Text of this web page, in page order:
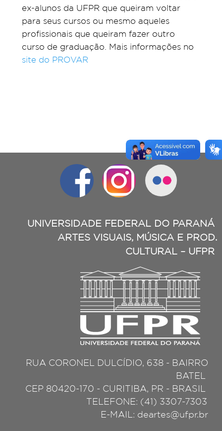
ex-alunos da UFPR que queiram voltar
para seus cursos ou mesmo aqueles
profissionais que queiram fazer outro
curso de graduação. Mais informações no
site do PROVAR
UNIVERSIDADE FEDERAL DO PARANÁ
ARTES VISUAIS, MÚSICA E PROD.
CULTURAL – UFPR
RUA CORONEL DULCÍDIO, 638 - BAIRRO
BATEL
CEP 80420-170 - CURITIBA, PR - BRASIL
TELEFONE: (41) 3307-7303
E-MAIL: deartes@ufpr.br